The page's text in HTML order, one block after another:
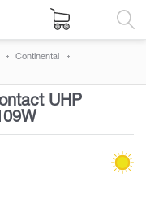
Continental
UHP